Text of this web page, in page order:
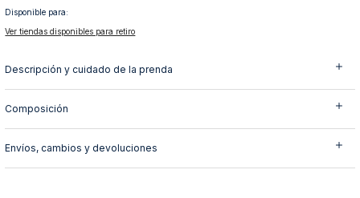
Disponible para:
Ver tiendas disponibles para retiro
Descripción y cuidado de la prenda
Composición
Envíos, cambios y devoluciones